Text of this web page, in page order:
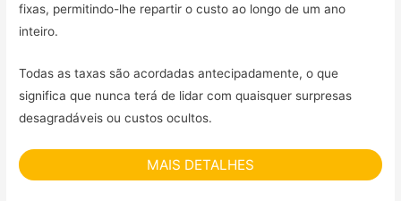
fixas, permitindo-lhe repartir o custo ao longo de um ano
inteiro.
Todas as taxas são acordadas antecipadamente, o que
significa que nunca terá de lidar com quaisquer surpresas
desagradáveis ou custos ocultos.
MAIS DETALHES